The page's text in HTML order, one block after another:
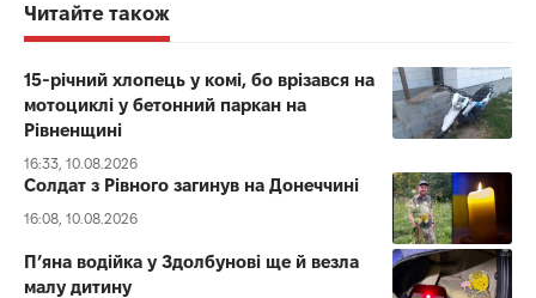
Читайте також
15-річний хлопець у комі, бо врізався на
мотоциклі у бетонний паркан на
Рівненщині
16:33, 10.08.2026
Солдат з Рівного загинув на Донеччині
16:08, 10.08.2026
П’яна водійка у Здолбунові ще й везла
малу дитину